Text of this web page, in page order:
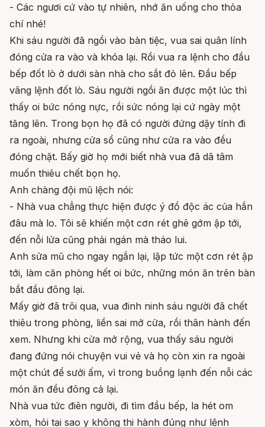
- Các ngươi cứ vào tự nhiên, nhớ ăn uống cho thỏa
chí nhé!
Khi sáu người đã ngồi vào bàn tiệc, vua sai quân lính
đóng cửa ra vào và khóa lại. Rồi vua ra lệnh cho đầu
bếp đốt lò ở dưới sàn nhà cho sắt đỏ lên. Đầu bếp
vâng lệnh đốt lò. Sáu người ngồi ăn được một lúc thì
thấy oi bức nóng nực, rồi sức nóng lại cứ ngày một
tăng lên. Trong bọn họ đã có người đứng dậy tính đi
ra ngoài, nhưng cửa sổ cũng như cửa ra vào đều
đóng chặt. Bấy giờ họ mới biết nhà vua đã dã tâm
muốn thiêu chết bọn họ.
Anh chàng đội mũ lệch nói:
- Nhà vua chẳng thực hiện được ý đồ độc ác của hắn
đâu mà lo. Tôi sẽ khiến một cơn rét ghê gớm ập tới,
đến nỗi lửa cũng phải ngán mà tháo lui.
Anh sửa mũ cho ngay ngắn lại, lập tức một cơn rét ập
tới, làm căn phòng hết oi bức, những món ăn trên bàn
bắt đầu đông lại.
Mấy giờ đã trôi qua, vua đinh ninh sáu người đã chết
thiêu trong phòng, liền sai mở cửa, rồi thân hành đến
xem. Nhưng khi cửa mở rộng, vua thấy sáu người
đang đứng nói chuyện vui vẻ và họ còn xin ra ngoài
một chút để sưởi ấm, vì trong buồng lạnh đến nỗi các
món ăn đều đông cả lại.
Nhà vua tức điên người, đi tìm đầu bếp, la hét om
xòm, hỏi tại sao y không thi hành đúng như lệnh